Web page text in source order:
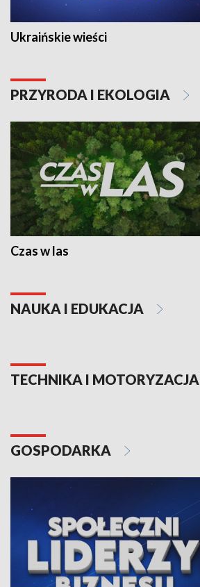
Ukraińskie wieści
PRZYRODA I EKOLOGIA
Czas w las
NAUKA I EDUKACJA
TECHNIKA I MOTORYZACJA
GOSPODARKA